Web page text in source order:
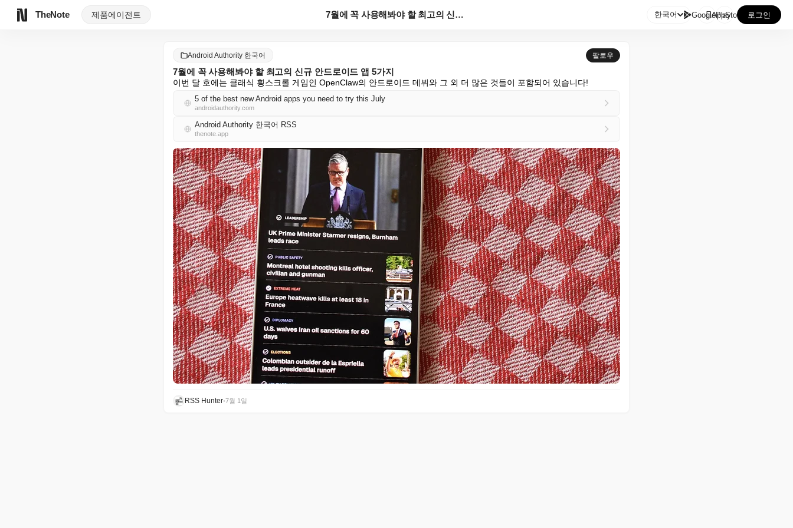
TheNote 제품에이전트 7월에 꼭 사용해봐야 할 최고의 신규 안드로이드 앱 5... 한국어 GooglePlay
AppStore 로그인
Android Authority 한국어 팔로우
7월에 꼭 사용해봐야 할 최고의 신규 안드로이드 앱 5가지
이번 달 호에는 클래식 횡스크롤 게임인 OpenClaw의 안드로이드 데뷔와 그 외 더 많은 것들이 포함되어 있습니다!
5 of the best new Android apps you need to try this July
androidauthority.com
Android Authority 한국어 RSS
thenote.app
RSS Hunter•7월 1일